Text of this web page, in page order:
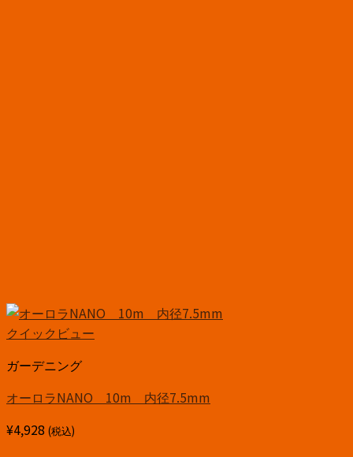
クイックビュー
ガーデニング
オーロラNANO 10m 内径7.5mm
¥4,928 (税込)